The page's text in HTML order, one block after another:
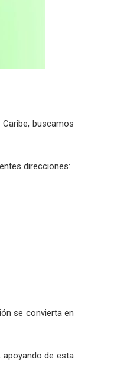
buscamos
direcciones:
se convierta en
apoyando de esta